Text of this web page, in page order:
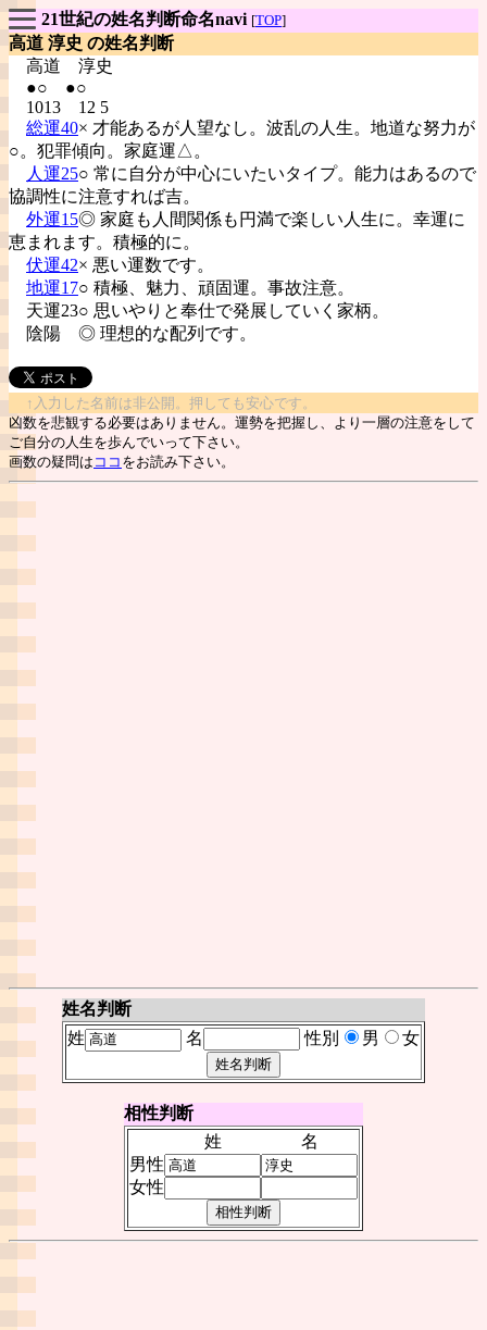
21世紀の姓名判断命名navi [TOP]
高道 淳史 の姓名判断
高道 淳史
●○ ●○
1013 12 5
総運40× 才能あるが人望なし。波乱の人生。地道な努力が
○。犯罪傾向。家庭運△。
人運25○ 常に自分が中心にいたいタイプ。能力はあるので
協調性に注意すれば吉。
外運15◎ 家庭も人間関係も円満で楽しい人生に。幸運に
恵まれます。積極的に。
伏運42× 悪い運数です。
地運17○ 積極、魅力、頑固運。事故注意。
天運23○ 思いやりと奉仕で発展していく家柄。
陰陽 ◎ 理想的な配列です。
↑入力した名前は非公開。押しても安心です。
凶数を悲観する必要はありません。運勢を把握し、より一層の注意をして
ご自分の人生を歩んでいって下さい。
画数の疑問は ココ をお読み下さい。
姓名判断
姓
名 性別 男 女
相性判断
姓
名
男性
女性